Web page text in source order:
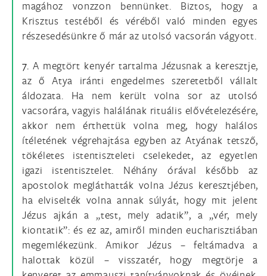
magához vonzzon bennünket. Biztos, hogy a
Krisztus testéből és véréből való minden egyes
részesedésünkre ő már az utolsó vacsorán vágyott.
7. A megtört kenyér tartalma Jézusnak a keresztje,
az ő Atya iránti engedelmes szeretetből vállalt
áldozata. Ha nem került volna sor az utolsó
vacsorára, vagyis halálának rituális elővételezésére,
akkor nem érthettük volna meg, hogy halálos
ítéletének végrehajtása egyben az Atyának tetsző,
tökéletes istentiszteleti cselekedet, az egyetlen
igazi istentisztelet. Néhány órával később az
apostolok megláthatták volna Jézus keresztjében,
ha elviselték volna annak súlyát, hogy mit jelent
Jézus ajkán a „test, mely adatik”, a „vér, mely
kiontatik”: és ez az, amiről minden eucharisztiában
megemlékezünk. Amikor Jézus – feltámadva a
halottak közül – visszatér, hogy megtörje a